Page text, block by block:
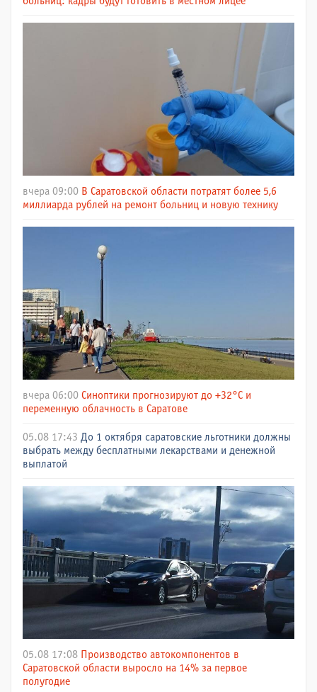
вчера 09:00 В Саратовской области потратят более 5,6
миллиарда рублей на ремонт больниц и новую технику
вчера 06:00 Синоптики прогнозируют до +32°C и
переменную облачность в Саратове
05.08 17:43 До 1 октября саратовские льготники должны
выбрать между бесплатными лекарствами и денежной
выплатой
05.08 17:08 Производство автокомпонентов в
Саратовской области выросло на 14% за первое
полугодие